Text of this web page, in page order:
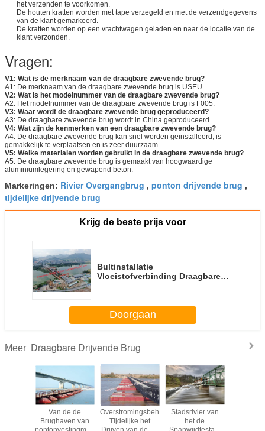
het verzenden te voorkomen.
De houten kratten worden met tape verzegeld en met de verzendgegevens
van de klant gemarkeerd.
De kratten worden op een vrachtwagen geladen en naar de locatie van de
klant verzonden.
Vragen:
V1: Wat is de merknaam van de draagbare zwevende brug?
A1: De merknaam van de draagbare zwevende brug is USEU.
V2: Wat is het modelnummer van de draagbare zwevende brug?
A2: Het modelnummer van de draagbare zwevende brug is F005.
V3: Waar wordt de draagbare zwevende brug geproduceerd?
A3: De draagbare zwevende brug wordt in China geproduceerd.
V4: Wat zijn de kenmerken van een draagbare zwevende brug?
A4: De draagbare zwevende brug kan snel worden geïnstalleerd, is
gemakkelijk te verplaatsen en is zeer duurzaam.
V5: Welke materialen worden gebruikt in de draagbare zwevende brug?
A5: De draagbare zwevende brug is gemaakt van hoogwaardige
aluminiumlegering en gewapend beton.
Markeringen: Rivier Overgangbrug , ponton drijvende brug ,
tijdelijke drijvende brug
Krijg de beste prijs voor
Bultinstallatie
Vloeistofverbinding Draagbare
Doorgaan
Meer Draagbare Drijvende Brug
Van de de
Brughaven van
Overstromingsbeheer
Tijdelijke het
Stadsrivier van
het de